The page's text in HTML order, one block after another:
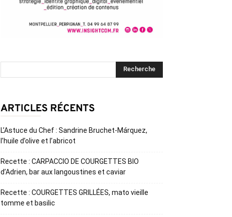
ARTICLES RÉCENTS
L’Astuce du Chef : Sandrine Bruchet-Márquez,
l’huile d’olive et l’abricot
Recette : CARPACCIO DE COURGETTES BIO
d’Adrien, bar aux langoustines et caviar
Recette : COURGETTES GRILLÉES, mato vieille
tomme et basilic